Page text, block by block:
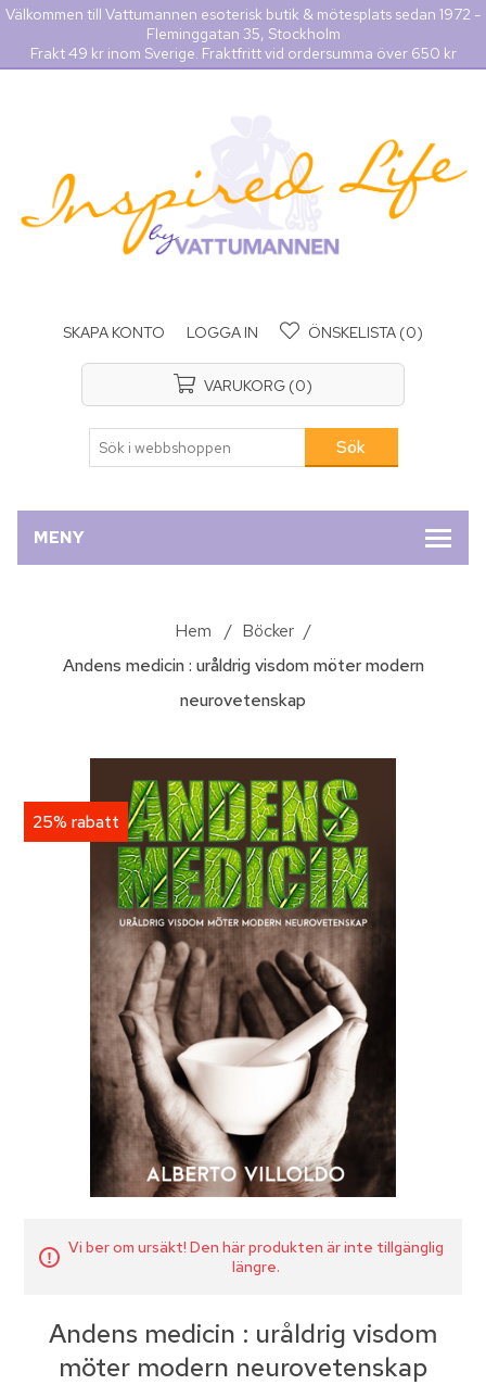
Välkommen till Vattumannen esoterisk butik & mötesplats sedan 1972 -
Fleminggatan 35, Stockholm
Frakt 49 kr inom Sverige. Fraktfritt vid ordersumma över 650 kr
SKAPA KONTO LOGGA IN ÖNSKELISTA (0)
VARUKORG (0)
MENY
Hem / Böcker /
Andens medicin : uråldrig visdom möter modern
neurovetenskap
25% rabatt
Vi ber om ursäkt! Den här produkten är inte tillgänglig
längre.
Andens medicin : uråldrig visdom
möter modern neurovetenskap